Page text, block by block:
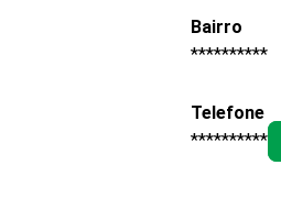
Bairro
**********
Telefone
**********